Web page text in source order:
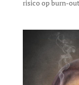
risico op burn-